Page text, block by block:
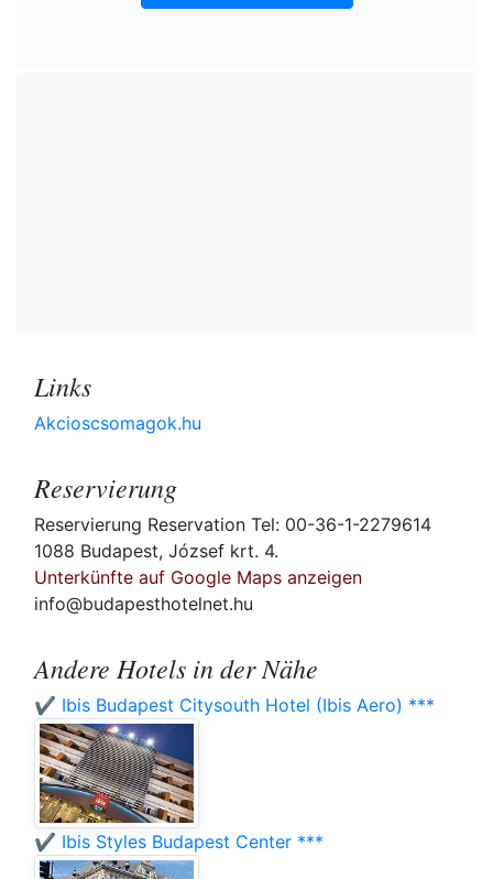
Links
Akcioscsomagok.hu
Reservierung
Reservierung Reservation Tel: 00-36-1-2279614
1088 Budapest, József krt. 4.
Unterkünfte auf Google Maps anzeigen
info@budapesthotelnet.hu
Andere Hotels in der Nähe
✔️ Ibis Budapest Citysouth Hotel (Ibis Aero) ***
✔️ Ibis Styles Budapest Center ***